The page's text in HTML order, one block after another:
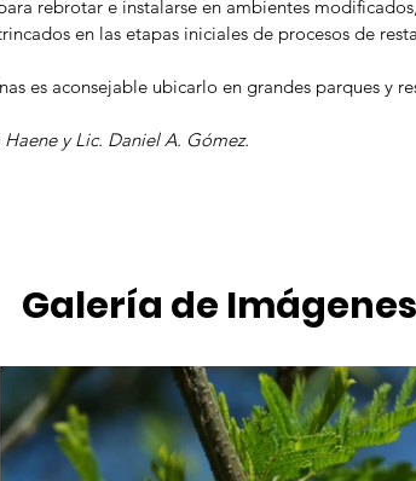
rebrotar e instalarse en ambientes
en las etapas iniciales de procesos de
es aconsejable ubicarlo en grandes parques y
y Lic. Daniel A. Gómez.
Galería de Imágenes